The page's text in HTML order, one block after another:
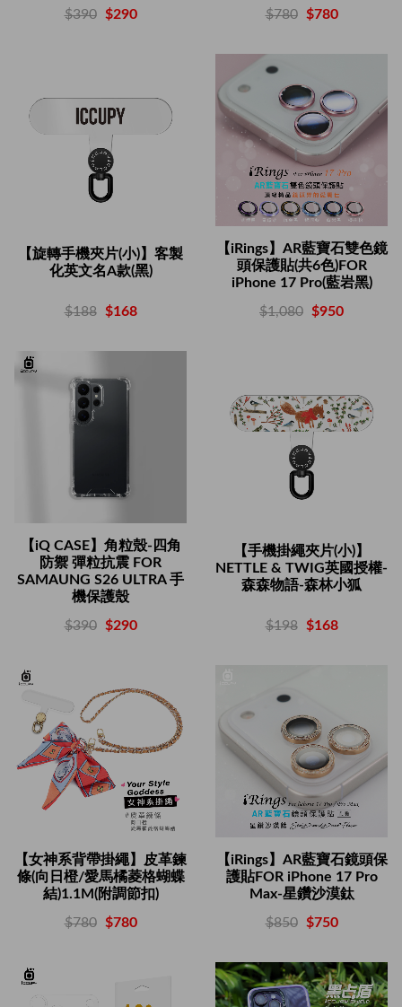
$390 $290 $780 $780
【旋轉手機夾片(小)】客製
化英文名A款(黑)
$188 $168
【iRings】AR藍寶石雙色鏡
頭保護貼(共6色)FOR
iPhone 17 Pro(藍岩黑)
$1,080 $950
【iQ CASE】角粒殼-四角
防禦 彈粒抗震 FOR
SAMAUNG S26 ULTRA 手
機保護殼
$390 $290
【手機掛繩夾片(小)】
NETTLE & TWIG英國授權-
森森物語-森林小狐
$198 $168
【女神系背帶掛繩】皮革鍊
條(向日橙/愛馬橘菱格蝴蝶
結)1.1M(附調節扣)
$780 $780
【iRings】AR藍寶石鏡頭保
護貼FOR iPhone 17 Pro
Max-星鑽沙漠鈦
$850 $750